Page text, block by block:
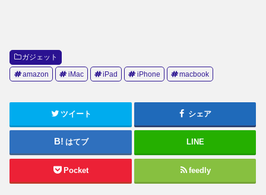
ガジェット
amazon iMac iPad iPhone macbook
ツイート シェア
はてブ LINE
Pocket feedly